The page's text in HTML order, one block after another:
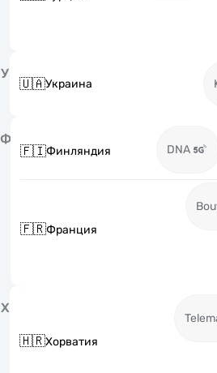
У
🇺🇦Украина
Ф
🇫🇮Финляндия DNA
🇫🇷Франция
Х
🇭🇷Хорватия